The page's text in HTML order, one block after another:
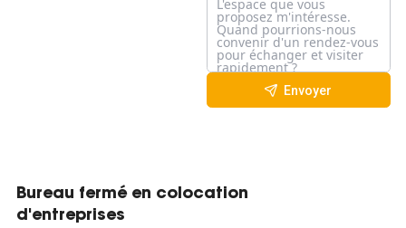
Envoyer
Bureau fermé en colocation
d'entreprises